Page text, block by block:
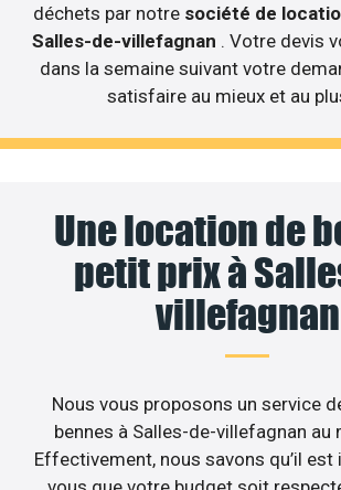
déchets par notre société de
Salles-de-villefagnan . Votre devis
dans la semaine suivant votre
satisfaire au mieux et au
Une location de
petit prix à
villefagnan
Nous vous proposons un service
bennes à Salles-de-villefagnan au
Effectivement, nous savons qu’il